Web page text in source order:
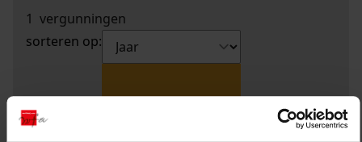
1 vergunningen
sorteren op: